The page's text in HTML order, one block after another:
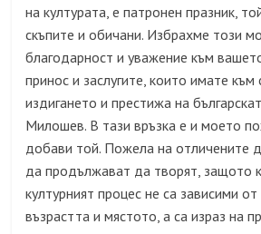
на културата, е патронен празник,
скъпите и обичани. Избрахме този
благодарност и уважение към
принос и заслугите, които имате към
издигането и престижа на
Милошев. В тази връзка е и моето
добави той. Пожела на отличените
да продължават да творят, защото
културният процес не са зависими
възрастта и мястото, а са израз на